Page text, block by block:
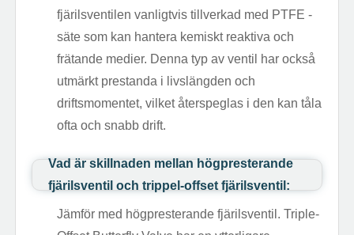
fjärilsventilen vanligtvis tillverkad med PTFE -
säte som kan hantera kemiskt reaktiva och
frätande medier. Denna typ av ventil har också
utmärkt prestanda i livslängden och
driftsmomentet, vilket återspeglas i den kan tåla
ofta och snabb drift.
Vad är skillnaden mellan högpresterande
fjärilsventil och trippel-offset fjärilsventil:
Jämför med högpresterande fjärilsventil. Triple-